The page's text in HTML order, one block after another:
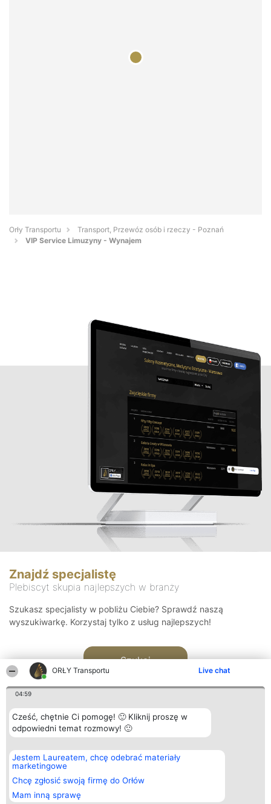
ORŁY Transportu Live chat
04:59
Cześć, chętnie Ci pomogę! 🙂 Kliknij proszę w
odpowiedni temat rozmowy! 🙂
Jestem Laureatem, chcę odebrać materiały
marketingowe
Chcę zgłosić swoją firmę do Orłów
Mam inną sprawę
Orły Transportu
Transport, Przewóz osób i rzeczy - Poznań
VIP Service Limuzyny - Wynajem
Znajdź specjalistę
Plebiscyt skupia najlepszych w branży
Szukasz specjalisty w pobliżu Ciebie? Sprawdź naszą
wyszukiwarkę. Korzystaj tylko z usług najlepszych!
Szukaj
Organizator plebiscytu
Bright Side Solutions sp. z o.
o. sp. k.
ul. Ruska 22
Wrocław 50-079
KRS 0000749100 | Regon
Plebiscyt
Laureaci
wszystkich
Laureatów
Kontakt
Kontakt